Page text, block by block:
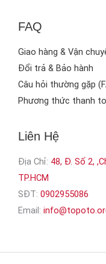
FAQ
Giao hàng & Vận
Đổi trả & Bảo hành
Câu hỏi thường gặp
Phương thức thanh
Liên Hệ
Địa Chỉ: 48, Đ. Số 2,
TP.HCM
SĐT: 0902955086
Email: